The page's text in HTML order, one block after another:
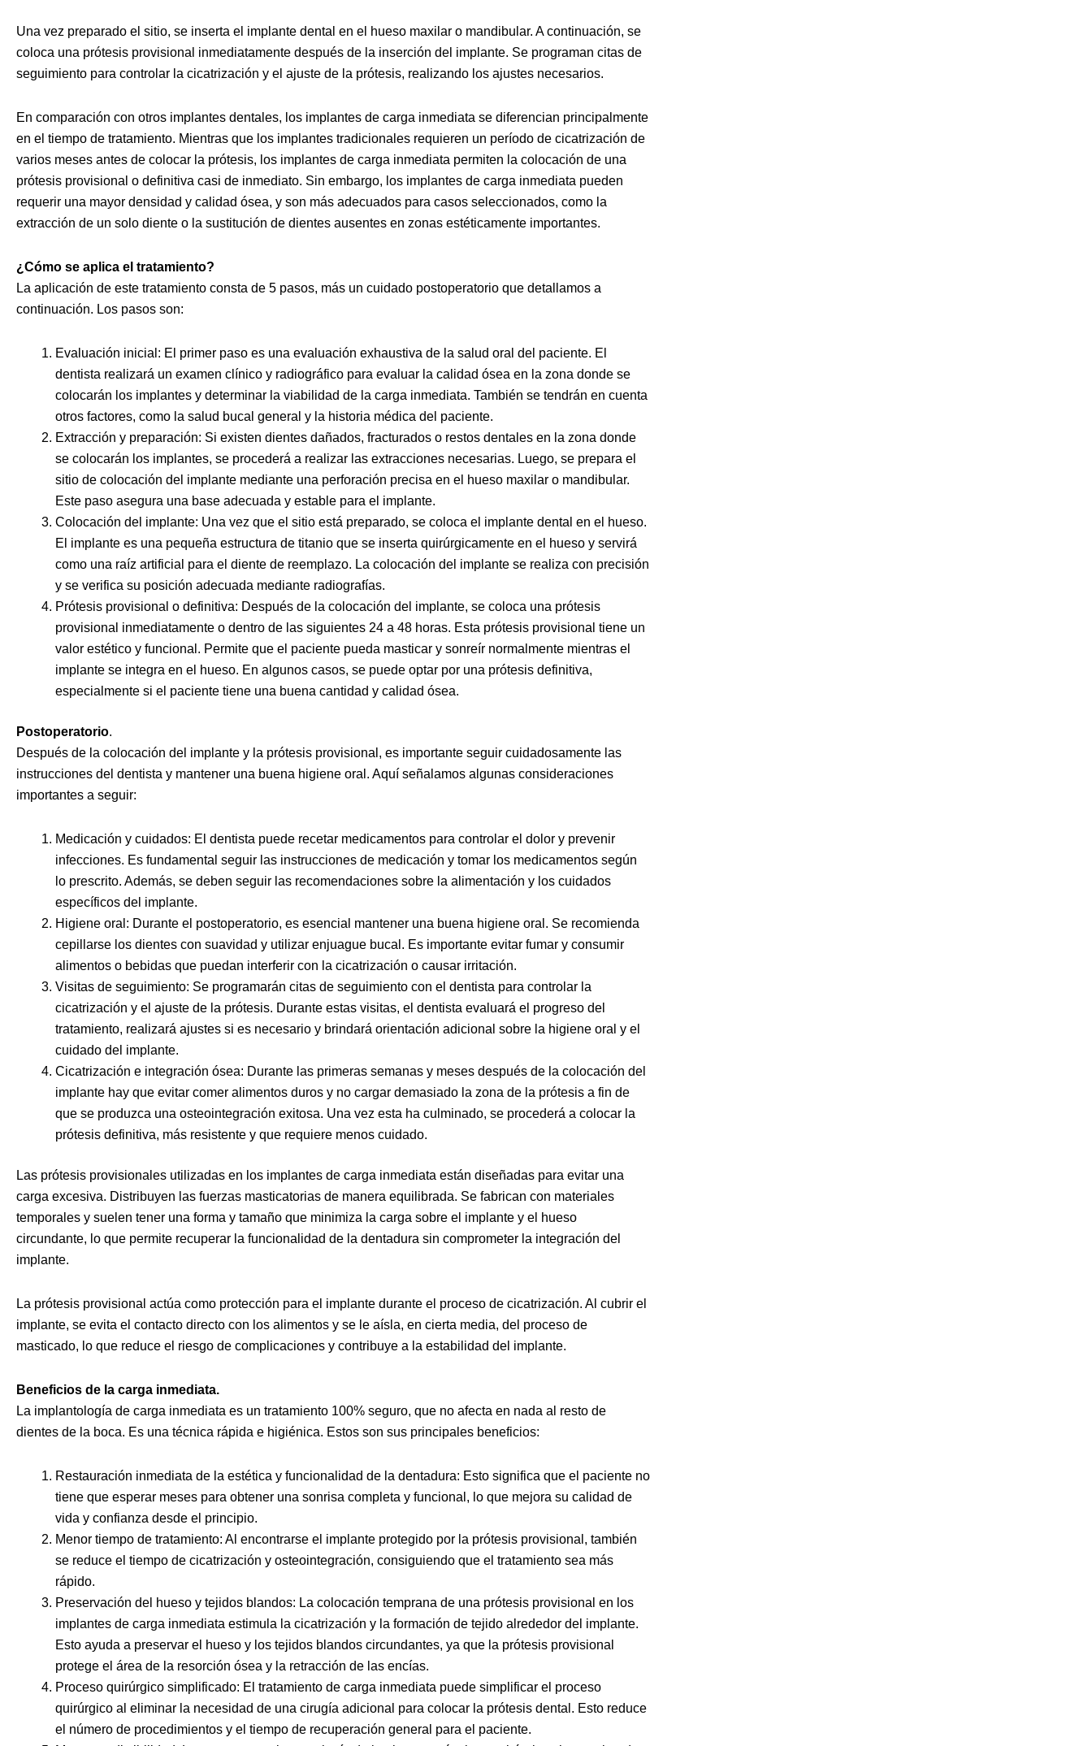
Una vez preparado el sitio, se inserta el implante dental en el hueso maxilar o mandibular. A continuación, se
coloca una prótesis provisional inmediatamente después de la inserción del implante. Se programan citas de
seguimiento para controlar la cicatrización y el ajuste de la prótesis, realizando los ajustes necesarios.
En comparación con otros implantes dentales, los implantes de carga inmediata se diferencian principalmente
en el tiempo de tratamiento. Mientras que los implantes tradicionales requieren un período de cicatrización de
varios meses antes de colocar la prótesis, los implantes de carga inmediata permiten la colocación de una
prótesis provisional o definitiva casi de inmediato. Sin embargo, los implantes de carga inmediata pueden
requerir una mayor densidad y calidad ósea, y son más adecuados para casos seleccionados, como la
extracción de un solo diente o la sustitución de dientes ausentes en zonas estéticamente importantes.
¿Cómo se aplica el tratamiento?
La aplicación de este tratamiento consta de 5 pasos, más un cuidado postoperatorio que detallamos a
continuación. Los pasos son:
Evaluación inicial: El primer paso es una evaluación exhaustiva de la salud oral del paciente. El
dentista realizará un examen clínico y radiográfico para evaluar la calidad ósea en la zona donde se
colocarán los implantes y determinar la viabilidad de la carga inmediata. También se tendrán en cuenta
otros factores, como la salud bucal general y la historia médica del paciente.
Extracción y preparación: Si existen dientes dañados, fracturados o restos dentales en la zona donde
se colocarán los implantes, se procederá a realizar las extracciones necesarias. Luego, se prepara el
sitio de colocación del implante mediante una perforación precisa en el hueso maxilar o mandibular.
Este paso asegura una base adecuada y estable para el implante.
Colocación del implante: Una vez que el sitio está preparado, se coloca el implante dental en el hueso.
El implante es una pequeña estructura de titanio que se inserta quirúrgicamente en el hueso y servirá
como una raíz artificial para el diente de reemplazo. La colocación del implante se realiza con precisión
y se verifica su posición adecuada mediante radiografías.
Prótesis provisional o definitiva: Después de la colocación del implante, se coloca una prótesis
provisional inmediatamente o dentro de las siguientes 24 a 48 horas. Esta prótesis provisional tiene un
valor estético y funcional. Permite que el paciente pueda masticar y sonreír normalmente mientras el
implante se integra en el hueso. En algunos casos, se puede optar por una prótesis definitiva,
especialmente si el paciente tiene una buena cantidad y calidad ósea.
Postoperatorio.
Después de la colocación del implante y la prótesis provisional, es importante seguir cuidadosamente las
instrucciones del dentista y mantener una buena higiene oral. Aquí señalamos algunas consideraciones
importantes a seguir:
Medicación y cuidados: El dentista puede recetar medicamentos para controlar el dolor y prevenir
infecciones. Es fundamental seguir las instrucciones de medicación y tomar los medicamentos según
lo prescrito. Además, se deben seguir las recomendaciones sobre la alimentación y los cuidados
específicos del implante.
Higiene oral: Durante el postoperatorio, es esencial mantener una buena higiene oral. Se recomienda
cepillarse los dientes con suavidad y utilizar enjuague bucal. Es importante evitar fumar y consumir
alimentos o bebidas que puedan interferir con la cicatrización o causar irritación.
Visitas de seguimiento: Se programarán citas de seguimiento con el dentista para controlar la
cicatrización y el ajuste de la prótesis. Durante estas visitas, el dentista evaluará el progreso del
tratamiento, realizará ajustes si es necesario y brindará orientación adicional sobre la higiene oral y el
cuidado del implante.
Cicatrización e integración ósea: Durante las primeras semanas y meses después de la colocación del
implante hay que evitar comer alimentos duros y no cargar demasiado la zona de la prótesis a fin de
que se produzca una osteointegración exitosa. Una vez esta ha culminado, se procederá a colocar la
prótesis definitiva, más resistente y que requiere menos cuidado.
Las prótesis provisionales utilizadas en los implantes de carga inmediata están diseñadas para evitar una
carga excesiva. Distribuyen las fuerzas masticatorias de manera equilibrada. Se fabrican con materiales
temporales y suelen tener una forma y tamaño que minimiza la carga sobre el implante y el hueso
circundante, lo que permite recuperar la funcionalidad de la dentadura sin comprometer la integración del
implante.
La prótesis provisional actúa como protección para el implante durante el proceso de cicatrización. Al cubrir el
implante, se evita el contacto directo con los alimentos y se le aísla, en cierta media, del proceso de
masticado, lo que reduce el riesgo de complicaciones y contribuye a la estabilidad del implante.
Beneficios de la carga inmediata.
La implantología de carga inmediata es un tratamiento 100% seguro, que no afecta en nada al resto de
dientes de la boca. Es una técnica rápida e higiénica. Estos son sus principales beneficios:
Restauración inmediata de la estética y funcionalidad de la dentadura: Esto significa que el paciente no
tiene que esperar meses para obtener una sonrisa completa y funcional, lo que mejora su calidad de
vida y confianza desde el principio.
Menor tiempo de tratamiento: Al encontrarse el implante protegido por la prótesis provisional, también
se reduce el tiempo de cicatrización y osteointegración, consiguiendo que el tratamiento sea más
rápido.
Preservación del hueso y tejidos blandos: La colocación temprana de una prótesis provisional en los
implantes de carga inmediata estimula la cicatrización y la formación de tejido alrededor del implante.
Esto ayuda a preservar el hueso y los tejidos blandos circundantes, ya que la prótesis provisional
protege el área de la resorción ósea y la retracción de las encías.
Proceso quirúrgico simplificado: El tratamiento de carga inmediata puede simplificar el proceso
quirúrgico al eliminar la necesidad de una cirugía adicional para colocar la prótesis dental. Esto reduce
el número de procedimientos y el tiempo de recuperación general para el paciente.